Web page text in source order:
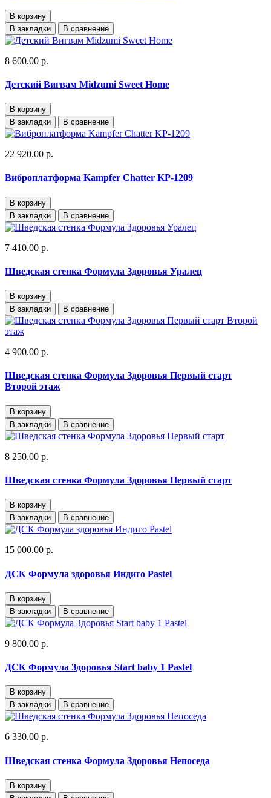
В корзину
В закладки
В сравнение
8 600.00 р.
Детский Вигвам Midzumi Sweet Home
В корзину
В закладки
В сравнение
22 920.00 р.
Виброплатформа Kampfer Chatter KP-1209
В корзину
В закладки
В сравнение
7 410.00 р.
Шведская стенка Формула Здоровья Уралец
В корзину
В закладки
В сравнение
4 900.00 р.
Шведская стенка Формула Здоровья Первый старт
Второй этаж
В корзину
В закладки
В сравнение
8 250.00 р.
Шведская стенка Формула Здоровья Первый старт
В корзину
В закладки
В сравнение
15 000.00 р.
ДСК Формула здоровья Индиго Pastel
В корзину
В закладки
В сравнение
9 800.00 р.
ДСК Формула Здоровья Start baby 1 Pastel
В корзину
В закладки
В сравнение
6 330.00 р.
Шведская стенка Формула Здоровья Непоседа
В корзину